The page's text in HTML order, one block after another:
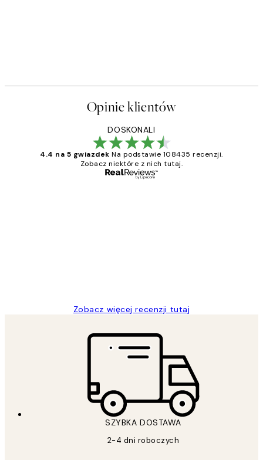
Opinie klientów
DOSKONALI
4.4 na 5 gwiazdek Na podstawie 108435 recenzji.
Zobacz niektóre z nich tutaj.
Zobacz więcej recenzji tutaj
SZYBKA DOSTAWA
2-4 dni roboczych